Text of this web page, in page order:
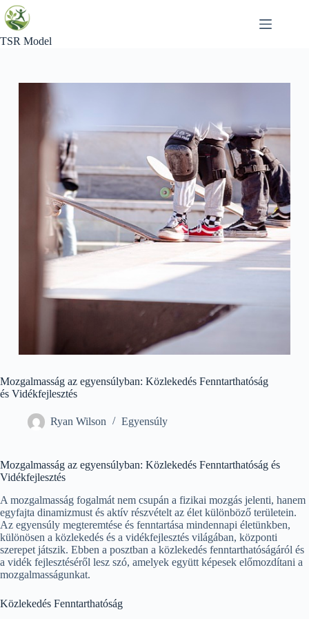
Skip
to
content
TSR Model
Mozgalmasság az egyensúlyban: Közlekedés Fenntarthatóság
és Vidékfejlesztés
Ryan Wilson Egyensúly
Mozgalmasság az egyensúlyban: Közlekedés Fenntarthatóság és
Vidékfejlesztés
A mozgalmasság fogalmát nem csupán a fizikai mozgás jelenti, hanem
egyfajta dinamizmust és aktív részvételt az élet különböző területein.
Az egyensúly megteremtése és fenntartása mindennapi életünkben,
különösen a közlekedés és a vidékfejlesztés világában, központi
szerepet játszik. Ebben a posztban a közlekedés fenntarthatóságáról és
a vidék fejlesztéséről lesz szó, amelyek együtt képesek előmozdítani a
mozgalmasságunkat.
Közlekedés Fenntarthatóság